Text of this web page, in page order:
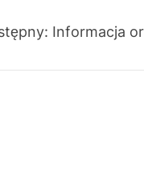
Informacja